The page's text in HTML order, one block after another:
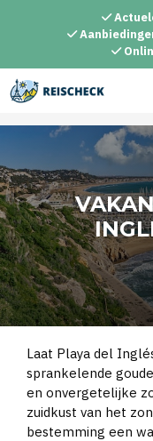
inhoud
Laat Playa del
sprankelende
en onvergetelijke
zuidkust van het
bestemming een